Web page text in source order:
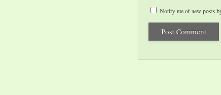
Notify me of new posts